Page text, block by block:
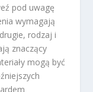
pod uwagę
wymagają
rodzaj i
znaczący
mogą być